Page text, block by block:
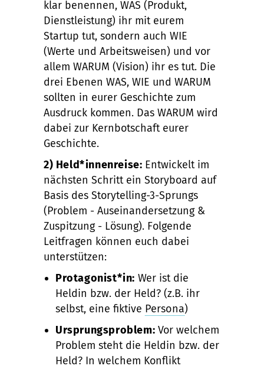
klar benennen, WAS (Produkt,
Dienstleistung) ihr mit eurem
Startup tut, sondern auch WIE
(Werte und Arbeitsweisen) und vor
allem WARUM (Vision) ihr es tut. Die
drei Ebenen WAS, WIE und WARUM
sollten in eurer Geschichte zum
Ausdruck kommen. Das WARUM wird
dabei zur Kernbotschaft eurer
Geschichte.
2) Held*innenreise: Entwickelt im
nächsten Schritt ein Storyboard auf
Basis des Storytelling-3-Sprungs
(Problem - Auseinandersetzung &
Zuspitzung - Lösung). Folgende
Leitfragen können euch dabei
unterstützen:
Protagonist*in: Wer ist die
Heldin bzw. der Held? (z.B. ihr
selbst, eine fiktive Persona)
Ursprungsproblem: Vor welchem
Problem steht die Heldin bzw. der
Held? In welchem Konflikt